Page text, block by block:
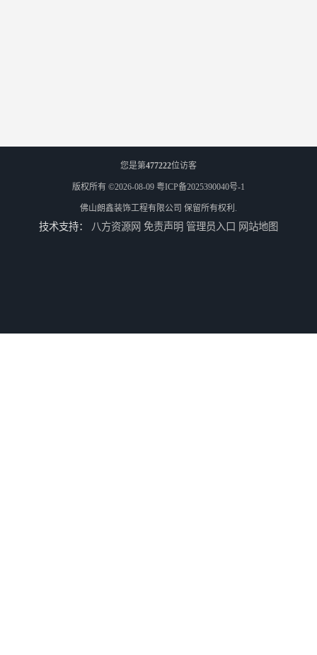
您是第477222位访客
版权所有 ©2026-08-09 粤ICP备2025390040号-1
佛山朗鑫装饰工程有限公司 保留所有权利.
技术支持： 八方资源网 免责声明 管理员入口 网站地图